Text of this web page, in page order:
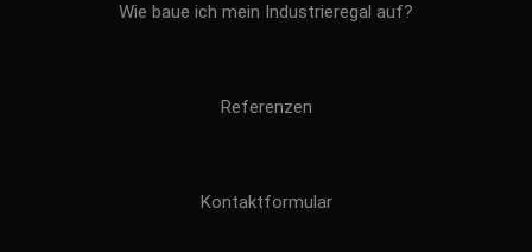
Wie baue ich mein Industrieregal auf?
Referenzen
Kontaktformular